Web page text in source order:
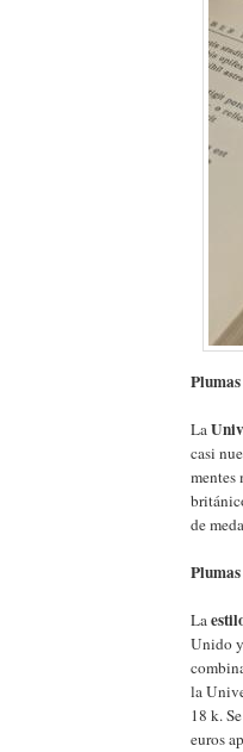
La
casi
mentes
de
La
Unido y
la
18 k.
euros